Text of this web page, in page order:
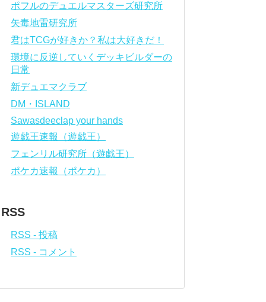
ポフルのデュエルマスターズ研究所
矢毒地雷研究所
君はTCGが好きか？私は大好きだ！
環境に反逆していくデッキビルダーの
日常
新デュエマクラブ
DM・ISLAND
Sawasdeeclap your hands
遊戯王速報（遊戯王）
フェンリル研究所（遊戯王）
ポケカ速報（ポケカ）
RSS
RSS - 投稿
RSS - コメント